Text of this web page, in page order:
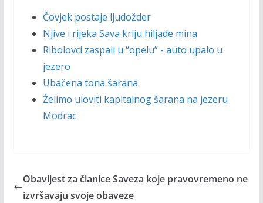
Čovjek postaje ljudožder
Njive i rijeka Sava kriju hiljade mina
Ribolovci zaspali u “opelu” - auto upalo u
jezero
Ubačena tona šarana
Želimo uloviti kapitalnog šarana na jezeru
Modrac
Obavijest za članice Saveza koje pravovremeno ne
izvršavaju svoje obaveze